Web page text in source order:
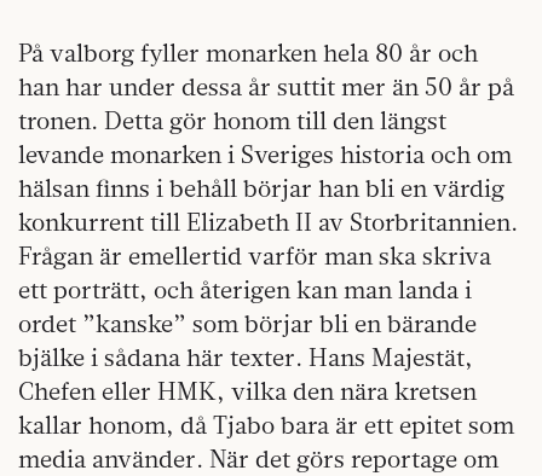
På valborg fyller monarken hela 80 år och
han har under dessa år suttit mer än 50 år på
tronen. Detta gör honom till den längst
levande monarken i Sveriges historia och om
hälsan finns i behåll börjar han bli en värdig
konkurrent till Elizabeth II av Storbritannien.
Frågan är emellertid varför man ska skriva
ett porträtt, och återigen kan man landa i
ordet ”kanske” som börjar bli en bärande
bjälke i sådana här texter. Hans Majestät,
Chefen eller HMK, vilka den nära kretsen
kallar honom, då Tjabo bara är ett epitet som
media använder. När det görs reportage om